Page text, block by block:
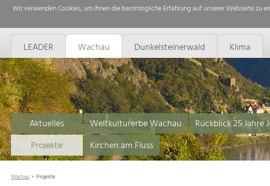
Wir verwenden Cookies, um Ihnen die bestmögliche Erfahrung auf unserer Webseite zu
LEADER Wachau Dunkelsteinerwald Klima
Aktuelles Weltkulturerbe Wachau Rückblick 25 Jahre
Projekte
Kirchen am Fluss
Wachau Projekte